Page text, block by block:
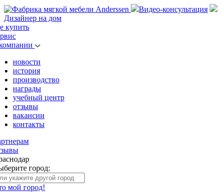
Видео-консультация
Дизайнер на дом
купить
новости
история
производство
награды
учебный центр
отзывы
вакансии
контакты
город:
мой город!